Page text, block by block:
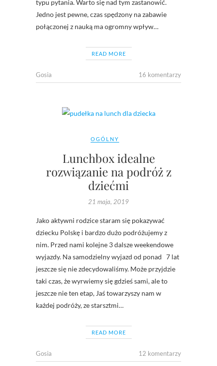
typu pytania. Warto się nad tym zastanowić.
Jedno jest pewne, czas spędzony na zabawie
połączonej z nauką ma ogromny wpływ…
READ MORE
Gosia 16 komentarzy
OGÓLNY
Lunchbox idealne
rozwiązanie na podróż z
dziećmi
21 maja, 2019
Jako aktywni rodzice staram się pokazywać
dziecku Polskę i bardzo dużo podróżujemy z
nim. Przed nami kolejne 3 dalsze weekendowe
wyjazdy. Na samodzielny wyjazd od ponad 7 lat
jeszcze się nie zdecydowaliśmy. Może przyjdzie
taki czas, że wyrwiemy się gdzieś sami, ale to
jeszcze nie ten etap, Jaś towarzyszy nam w
każdej podróży, ze starsztmi…
READ MORE
Gosia 12 komentarzy